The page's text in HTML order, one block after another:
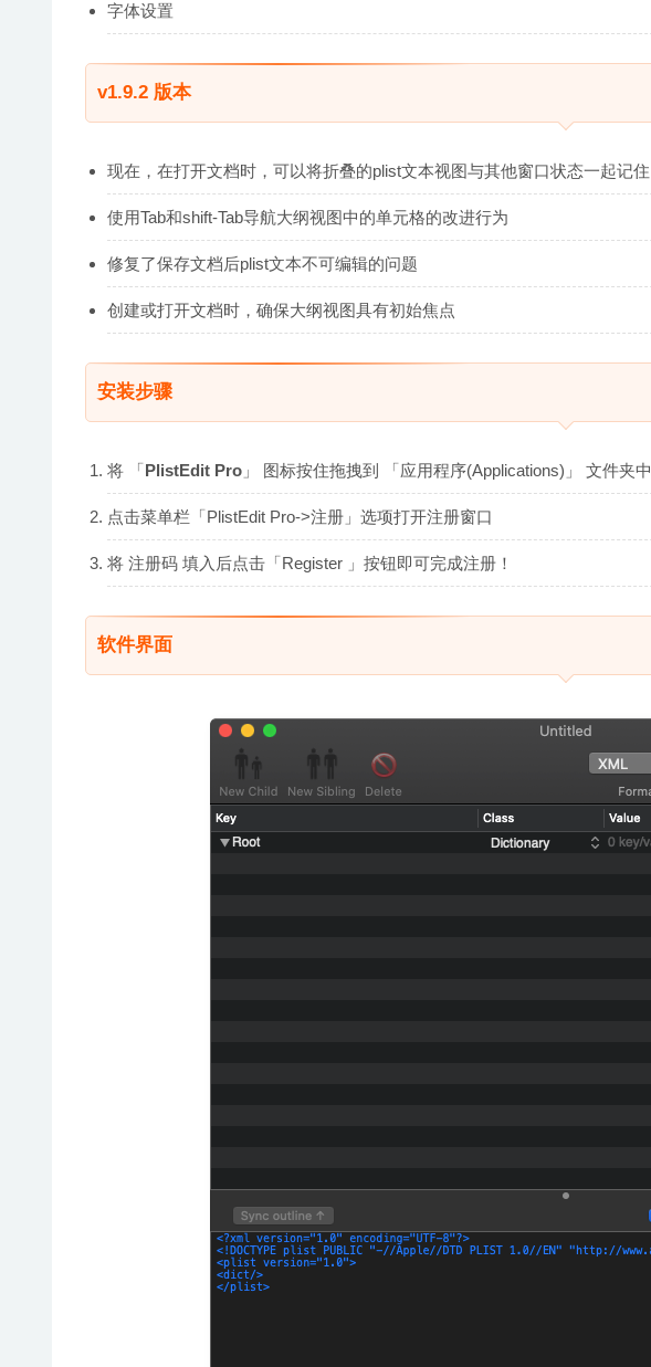
字体设置
v1.9.2 版本
现在，在打开文档时，可以将折叠的plist文本视图与其他窗口状态一起记住
使用Tab和shift-Tab导航大纲视图中的单元格的改进行为
修复了保存文档后plist文本不可编辑的问题
创建或打开文档时，确保大纲视图具有初始焦点
安装步骤
将 「PlistEdit Pro 」 图标按住拖拽到 「应用程序(Applications)」 文件夹中
点击菜单栏「PlistEdit Pro->注册」选项打开注册窗口
将 注册码 填入后点击「Register 」按钮即可完成注册！
软件界面